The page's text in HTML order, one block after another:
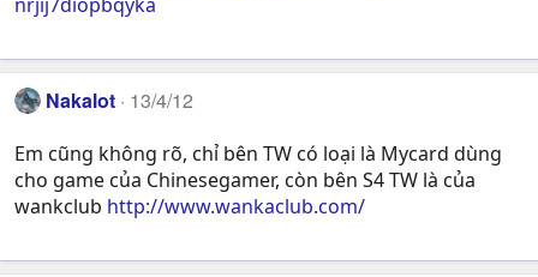
Nakalot 13/4/12
Em cũng không rõ, chỉ bên TW có loại là Mycard dùng
cho game của Chinesegamer, còn bên S4 TW là của
wankclub http://www.wankaclub.com/